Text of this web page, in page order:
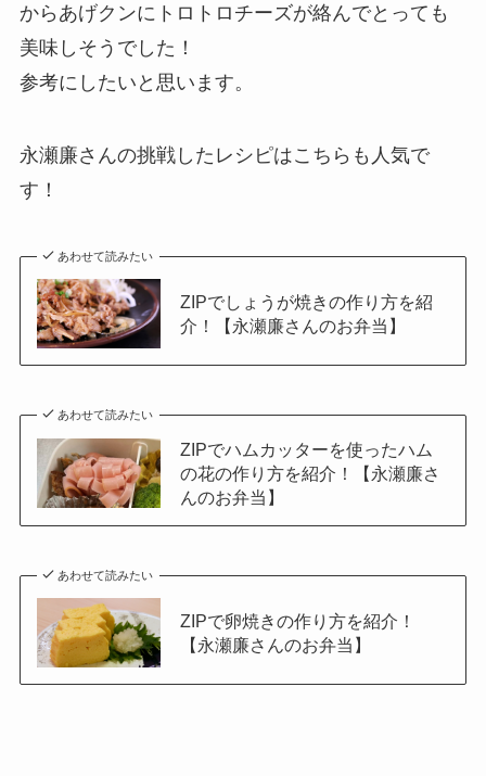
からあげクンにトロトロチーズが絡んでとっても
美味しそうでした！
参考にしたいと思います。
永瀬廉さんの挑戦したレシピはこちらも人気で
す！
あわせて読みたい
ZIPでしょうが焼きの作り方を紹
介！【永瀬廉さんのお弁当】
あわせて読みたい
ZIPでハムカッターを使ったハム
の花の作り方を紹介！【永瀬廉さ
んのお弁当】
あわせて読みたい
ZIPで卵焼きの作り方を紹介！
【永瀬廉さんのお弁当】